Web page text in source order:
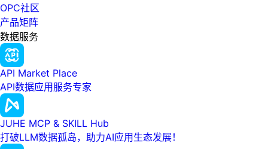
OPC社区
产品矩阵
数据服务
API Market Place
API数据应用服务专家
JUHE MCP & SKILL Hub
打破LLM数据孤岛，助力AI应用生态发展！